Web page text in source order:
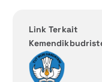
Link Terkait